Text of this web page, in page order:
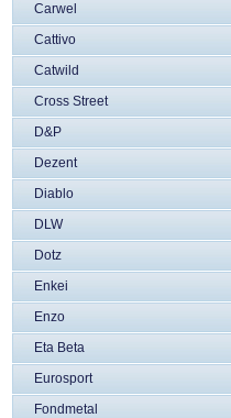
Carwel
Cattivo
Catwild
Cross Street
D&P
Dezent
Diablo
DLW
Dotz
Enkei
Enzo
Eta Beta
Eurosport
Fondmetal